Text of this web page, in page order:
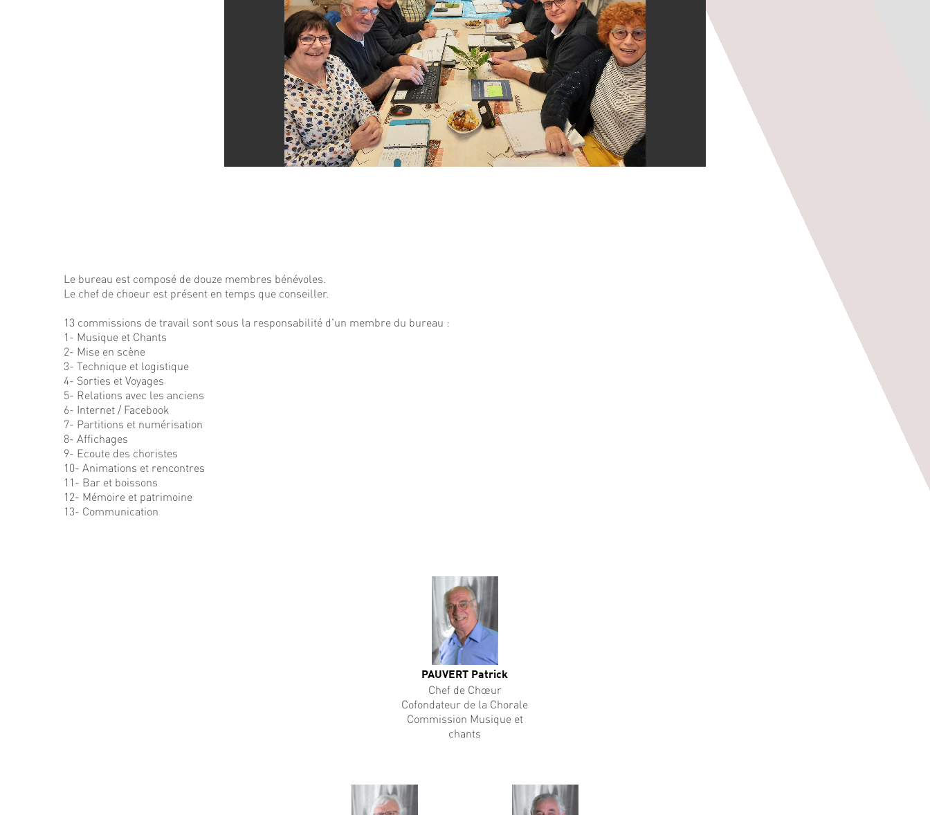
Le bureau est composé de douze membres bénévoles.
Le chef de choeur est présent en temps que conseiller.
13 commissions de travail sont sous la responsabilité d'un membre du bureau :
1- Musique et Chants
2- Mise en scène
3- Technique et logistique
4- Sorties et Voyages
5- Relations avec les anciens
6- Internet / Facebook
7- Partitions et numérisation
8- Affichages
9- Ecoute des choristes
10- Animations et rencontres
11- Bar et boissons
12- Mémoire et patrimoine
13- Communication
PAUVERT Patrick
Chef de Chœur
Cofondateur de la Chorale
Commission Musique et
chants